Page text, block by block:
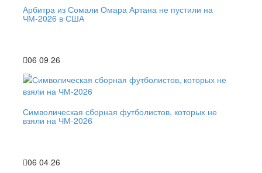
Арбитра из Сомали Омара Артана не пустили на
ЧМ-2026 в США
06 09 26
Символическая сборная футболистов, которых не
взяли на ЧМ-2026
06 04 26